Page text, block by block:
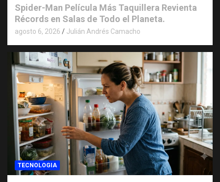
Spider-Man Película Más Taquillera Revienta
Récords en Salas de Todo el Planeta.
agosto 6, 2026 Julián Andrés Camacho
TECNOLOGIA